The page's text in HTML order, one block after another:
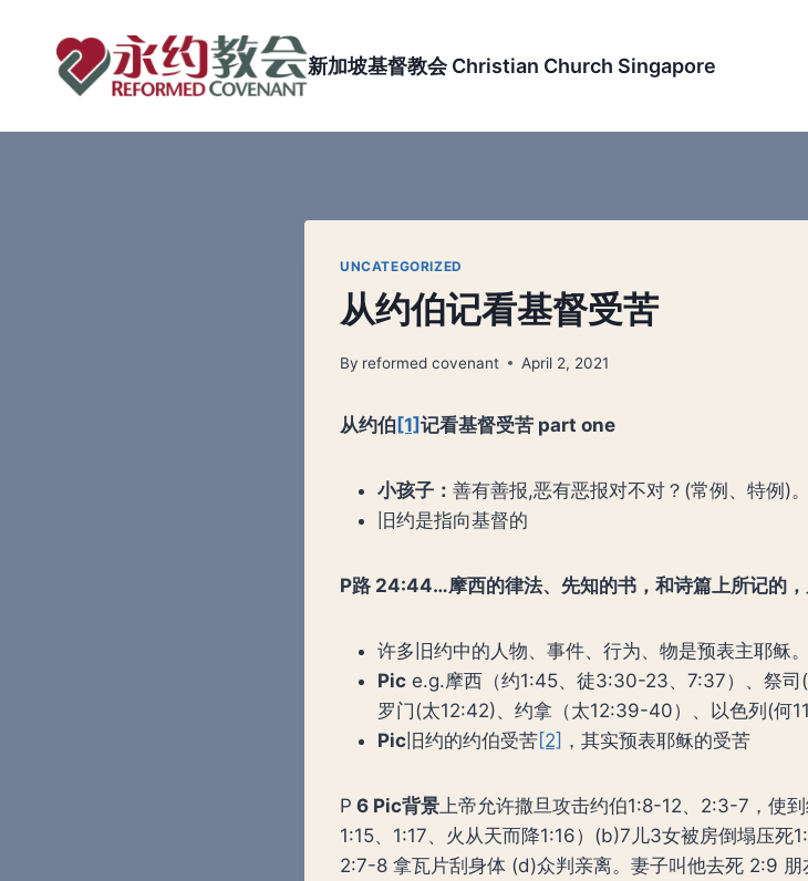
content
新加坡基督教会 Christian Church Singapore
UNCATEGORIZED
从约伯记看基督受苦
By reformed covenant April 2, 2021
从约伯[1]记看基督受苦 part one
小孩子： 善有善报,恶有恶报对不对？(常例、特例)
旧约是指向基督的
P路 24:44…摩西的律法、先知的书，和诗篇上所记的
许多旧约中的人物、事件、行为、物是预表主耶稣。
Pic e.g.摩西（约1:45、徒3:30-23、7:37）、祭
罗门(太12:42)、约拿（太12:39-40）、以色列(何
Pic 旧约的约伯受苦[2] ，其实预表耶稣的受苦
P 6 Pic背景 上帝允许撒旦攻击约伯1:8-12、2:3-7，使
1:15、1:17、火从天而降1:16）(b)7儿3女被房倒塌压死
2:7-8 拿瓦片刮身体 (d)众判亲离。妻子叫他去死 2:9 朋